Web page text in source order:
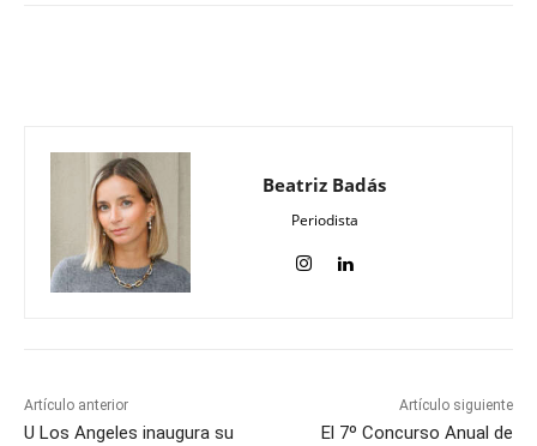
Beatriz Badás
Periodista
Artículo anterior
U Los Angeles inaugura su
Artículo siguiente
El 7º Concurso Anual de